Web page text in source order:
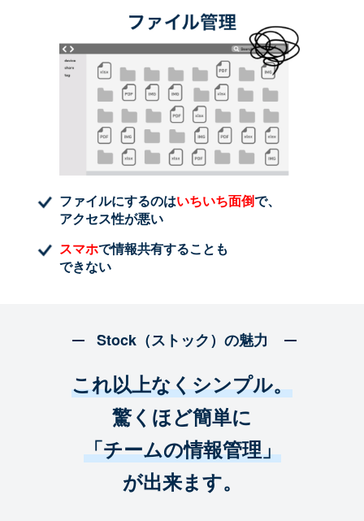
ファイルにするのはいちいち面倒で、
アクセス性が悪い
スマホで情報共有することも
できない
Stock（ストック）の魅力
これ以上なくシンプル。
驚くほど簡単に
「チームの情報管理」
が出来ます。